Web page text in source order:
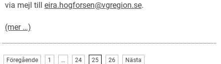
via mejl till eira.hogforsen@vgregion.se.
(mer …)
Föregående 1 … 24 25 26 Nästa